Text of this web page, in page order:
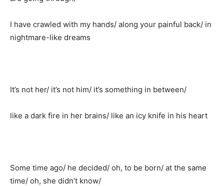
I have crawled with my hands/ along your painful back/ in
nightmare-like dreams
It’s not her/ it’s not him/ it’s something in between/
like a dark fire in her brains/ like an icy knife in his heart
Some time ago/ he decided/ oh, to be born/ at the same
time/ oh, she didn’t know/